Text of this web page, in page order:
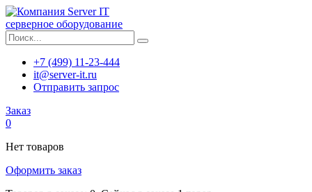
серверное оборудование
+7 (499) 11-23-444
it@server-it.ru
Отправить запрос
Заказ
0
Нет товаров
Оформить заказ